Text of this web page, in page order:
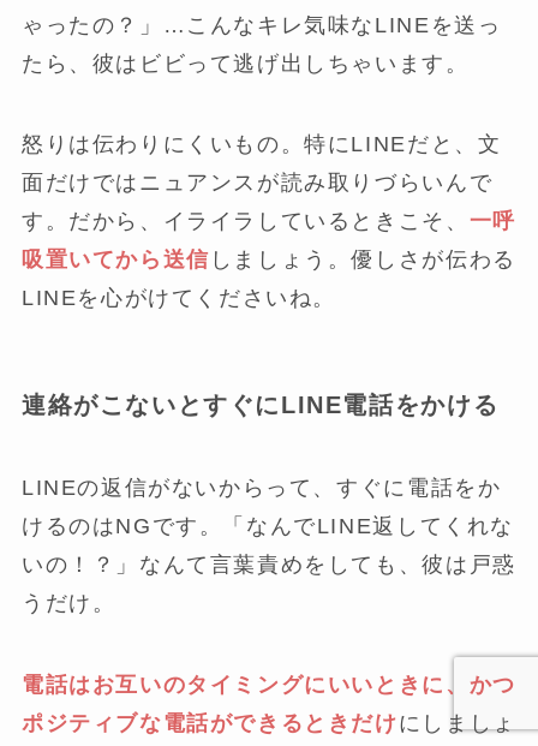
ゃったの？」…こんなキレ気味なLINEを送っ
たら、彼はビビって逃げ出しちゃいます。
怒りは伝わりにくいもの。特にLINEだと、文
面だけではニュアンスが読み取りづらいんで
す。だから、イライラしているときこそ、 一呼
吸置いてから送信 しましょう。優しさが伝わる
LINEを心がけてくださいね。
連絡がこないとすぐにLINE電話をかける
LINEの返信がないからって、すぐに電話をか
けるのはNGです。「なんでLINE返してくれな
いの！？」なんて言葉責めをしても、彼は戸惑
うだけ。
電話はお互いのタイミングにいいときに、かつ
ポジティブな電話ができるときだけにしましょ